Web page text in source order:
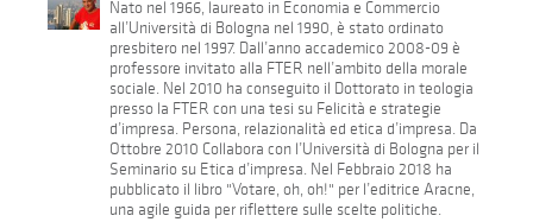
Nato nel 1966, laureato in Economia e Commercio
all’Università di Bologna nel 1990, è stato ordinato
presbitero nel 1997. Dall’anno accademico 2008-09 è
professore invitato alla FTER nell’ambito della morale
sociale. Nel 2010 ha conseguito il Dottorato in teologia
presso la FTER con una tesi su Felicità e strategie
d’impresa. Persona, relazionalità ed etica d’impresa. Da
Ottobre 2010 Collabora con l’Università di Bologna per il
Seminario su Etica d’impresa. Nel Febbraio 2018 ha
pubblicato il libro "Votare, oh, oh!" per l’editrice Aracne,
una agile guida per riflettere sulle scelte politiche.